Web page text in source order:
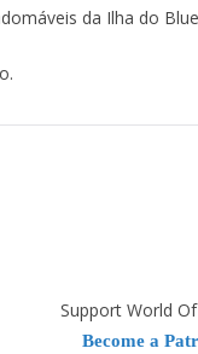
da Ilha do
Support World
Become a